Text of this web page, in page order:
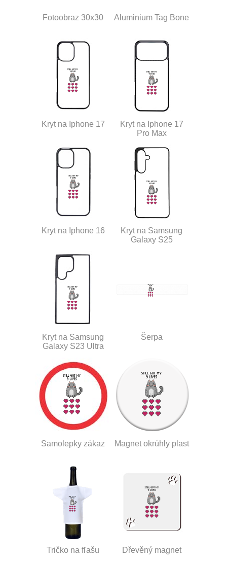
Fotoobraz 30x30 Aluminium Tag Bone
Kryt na Iphone 17
Kryt na Iphone 17
Pro Max
Kryt na Iphone 16
Kryt na Samsung
Galaxy S25
Kryt na Samsung
Galaxy S23 Ultra
Šerpa
Samolepky zákaz Magnet okrúhly plast
Tričko na fľašu Dřevěný magnet